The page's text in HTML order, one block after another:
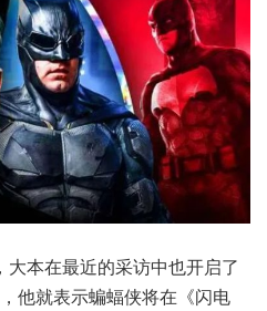
本在最近的采访中也开启了
他就表示蝙蝠侠将在《闪电